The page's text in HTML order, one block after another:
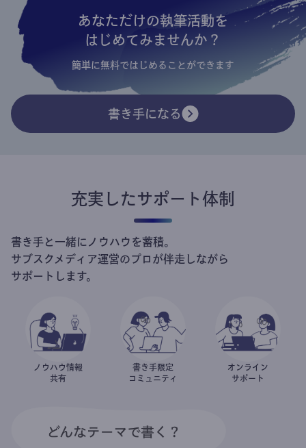
あなただけの執筆活動を
はじめてみませんか？
簡単に無料ではじめることができます
書き手になる
充実したサポート体制
書き手と一緒にノウハウを蓄積。
サブスクメディア運営のプロが伴走しながら
サポートします。
ノウハウ情報
共有
書き手限定
コミュニティ
オンライン
サポート